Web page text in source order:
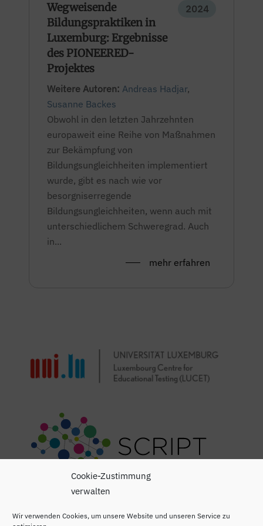
Cookie-Zustimmung
verwalten
Wir verwenden Cookies, um unsere Website und unseren Service zu
Wegweisende
Bildungspraktiken in
Luxemburg: Ergebnisse
des PIONEERED-
Projektes
2024
Weitere Autoren: Andreas Hadjar,
Susanne Backes
Obwohl in den letzten Jahrzehnten
europaweit eine Reihe von Maßnahmen
zur Bekämpfung von
Bildungsungleichheiten implementiert
wurde, gibt es nach wie vor
besorgniserregende
Bildungsungleichheiten, wenn auch mit
unterschiedlichem Schweregrad. Auch
in...
mehr erfahren